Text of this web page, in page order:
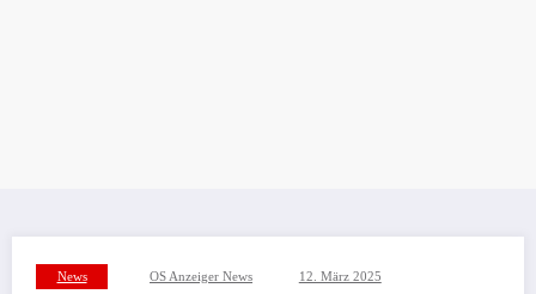
News OS Anzeiger News 12. März 2025